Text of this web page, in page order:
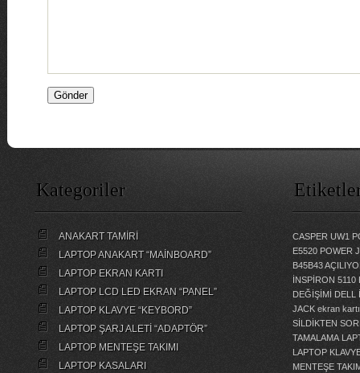
Kategoriler
ANAKART TAMİRİ
LAPTOP ANAKART “MAİNBOARD”
LAPTOP EKRAN KARTI
LAPTOP LCD LED EKRAN “PANEL”
LAPTOP KLAVYE “KEYBORD”
LAPTOP ŞARJ ALETİ “ADAPTÖR”
LAPTOP MENTEŞE TAKIMI
LAPTOP KASALARI
CASPER UW1
E5520 POWER
B45B43
İNSPİRON
DEĞİŞİMİ
DELL
JACK ekran
SİLDİKTEN
TAMALAMA
LAPTOP
MENTEŞE